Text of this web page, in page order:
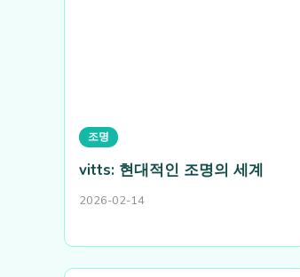
조명
vitts: 현대적인 조명의 세계
2026-02-14